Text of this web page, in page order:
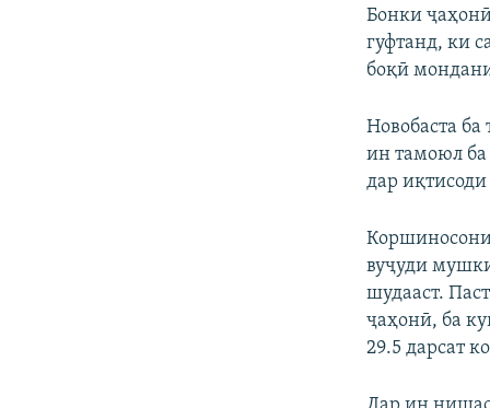
Бонки
гуфтанд, ки
боқӣ
Новобаста
ин тамоюл ба
дар
вуҷуди
шудааст.
ҷаҳонӣ, ба
29.5 дарсат